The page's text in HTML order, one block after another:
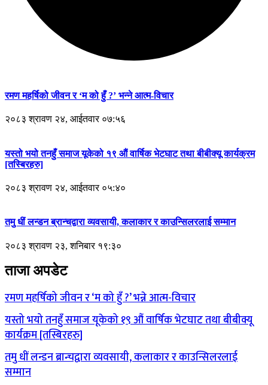
रमण महर्षिको जीवन र ‘म को हुँ ?’ भन्ने आत्म-विचार
२०८३ श्रावण २४, आईतवार ०७:५६
यस्तो भयो तनहुँ समाज यूकेको १९ औं वार्षिक भेटघाट तथा बीबीक्यू कार्यक्रम
[तस्बिरहरु]
२०८३ श्रावण २४, आईतवार ०५:४०
तमु धीं लन्डन ब्रान्चद्वारा व्यवसायी, कलाकार र काउन्सिलरलाई सम्मान
२०८३ श्रावण २३, शनिबार १९:३०
ताजा अपडेट
रमण महर्षिको जीवन र ‘म को हुँ ?’ भन्ने आत्म-विचार
यस्तो भयो तनहुँ समाज यूकेको १९ औं वार्षिक भेटघाट तथा बीबीक्यू
कार्यक्रम [तस्बिरहरु]
तमु धीं लन्डन ब्रान्चद्वारा व्यवसायी, कलाकार र काउन्सिलरलाई
सम्मान